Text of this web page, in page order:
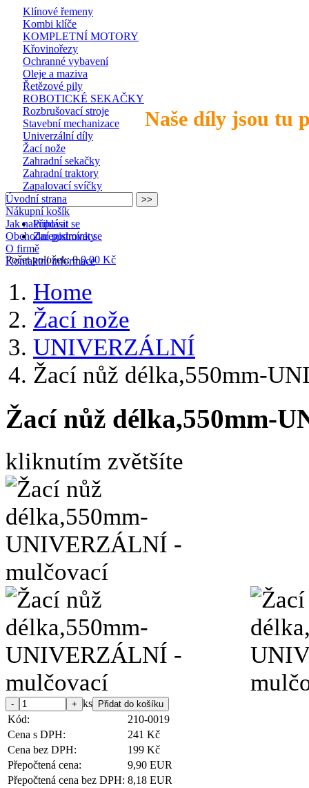
Naše díly jsou tu
Klínové řemeny
Kombi klíče
KOMPLETNÍ MOTORY
Křovinořezy
Ochranné vybavení
Oleje a maziva
Řetězové pily
ROBOTICKÉ SEKAČKY
Rozbrušovací stroje
Stavební mechanizace
Univerzální díly
Žací nože
Zahradní sekačky
Zahradní traktory
Zapalovací svíčky
Přihlásit se
Zaregistrovat se
Počet položek: 0 0,00 Kč
Úvodní strana
Nákupní košík
Jak nakupovat
Obchodní podmínky
O firmě
Kontaktní informace
Home
Žací nože
UNIVERZÁLNÍ
Žací nůž délka,550mm-
Žací nůž délka,550mm-
kliknutím zvětšíte
ks
Kód:
210-0019
Cena s DPH:
241 Kč
Cena bez DPH:
199 Kč
Přepočtená cena:
9,90 EUR
Přepočtená cena bez DPH: 8,18 EUR